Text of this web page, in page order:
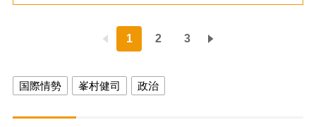
1 2 3
国際情勢 峯村健司 政治